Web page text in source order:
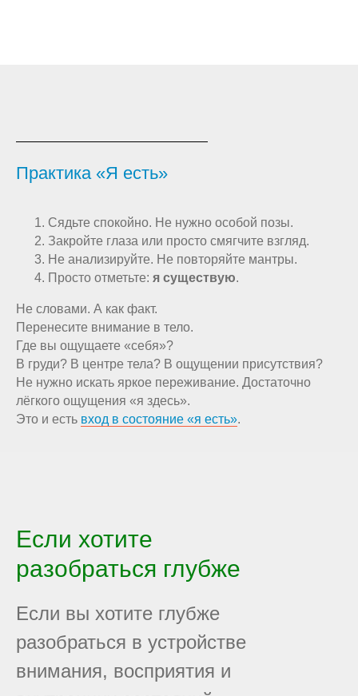
Практика «Я есть»
Сядьте спокойно. Не нужно особой позы.
Закройте глаза или просто смягчите взгляд.
Не анализируйте. Не повторяйте мантры.
Просто отметьте: я существую.
Не словами. А как факт.
Перенесите внимание в тело.
Где вы ощущаете «себя»?
В груди? В центре тела? В ощущении присутствия?
Не нужно искать яркое переживание. Достаточно
лёгкого ощущения «я здесь».
Это и есть вход в состояние «я есть».
Если хотите
разобраться глубже
Если вы хотите глубже
разобраться в устройстве
внимания, восприятия и